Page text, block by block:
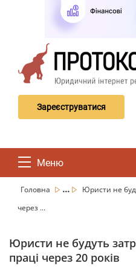
Зареєструватися
Меню
Головна ...
Юристи не
через ...
Юристи не будуть
праці через 20 років